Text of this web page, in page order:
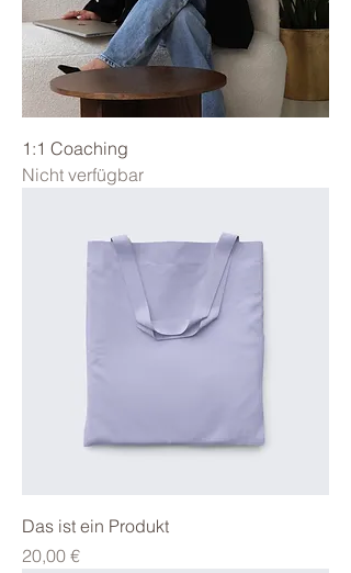
1:1 Coaching
Nicht verfügbar
Das ist ein Produkt
Preis
20,00 €